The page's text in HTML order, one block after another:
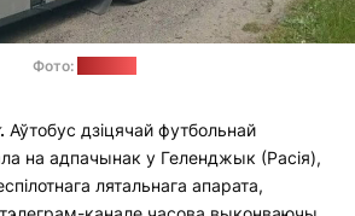
Фото:
. Аўтобус дзіцячай футбольнай
на адпачынак у Геленджык (Расія),
лятальнага апарата,